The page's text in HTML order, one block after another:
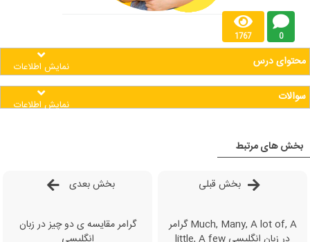
1767 0
محتوای درس نمایش اطلاعات
سوالات نمایش اطلاعات
بخش های مرتبط
بخش قبلی
گرامر Much, Many, A lot of, A
بخش بعدی
گرامر مقایسه ی دو چیز در زبان